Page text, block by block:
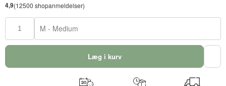
4,9(12500 shopanmeldelser)
M - Medium
Læg i kurv